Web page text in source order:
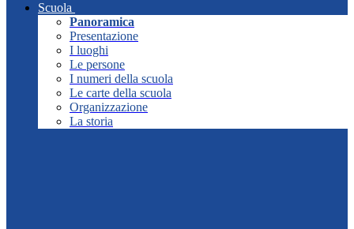
Scuola
Panoramica
Presentazione
I luoghi
Le persone
I numeri della scuola
Le carte della scuola
Organizzazione
La storia